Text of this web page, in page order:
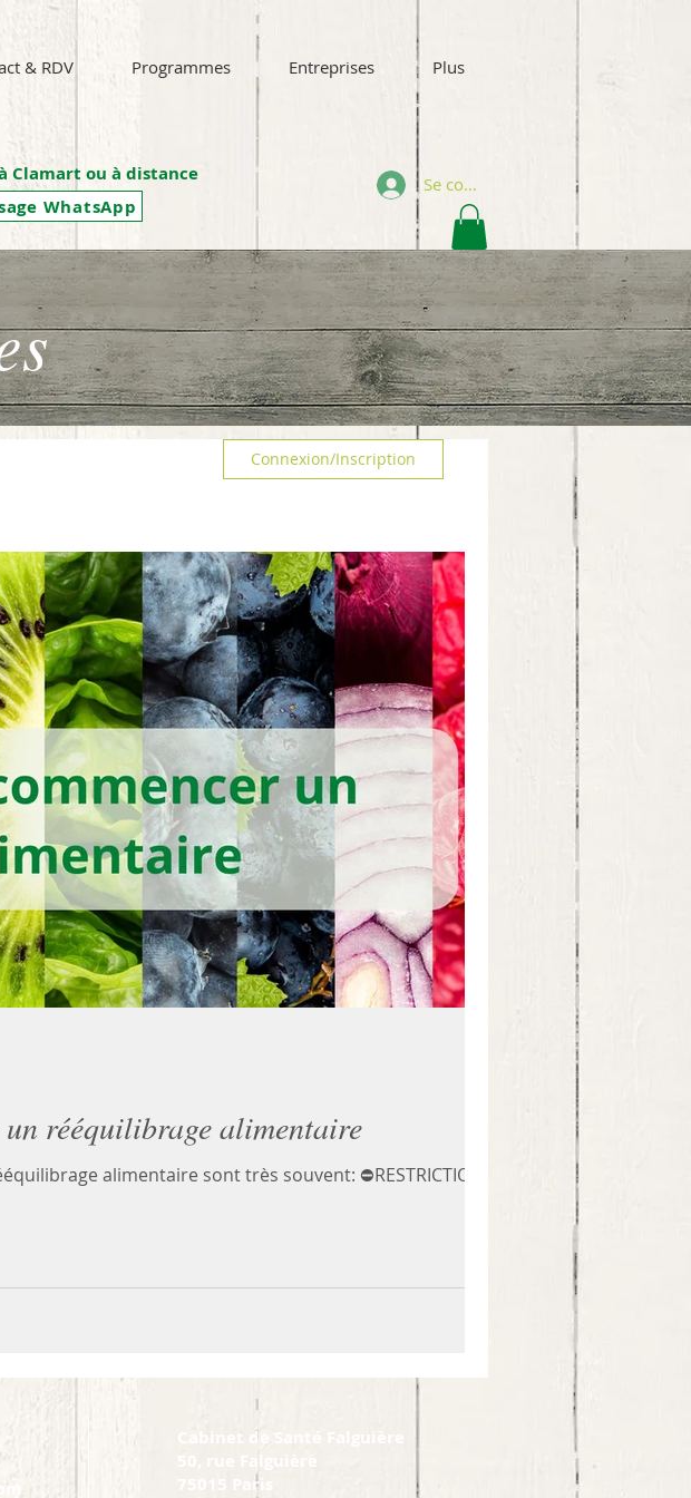
& RDV Programmes Entreprises Plus
Clamart ou à distance
WhatsApp
Se connecter
Connexion/Inscription
rééquilibrage alimentaire
alimentaire sont très souvent: ⛔️RESTRICTION ⛔️
Cabinet de Santé Falguière
50, rue Falguière
75015 Paris